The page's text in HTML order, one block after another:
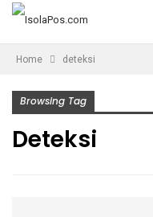
Home deteksi
Browsing Tag
Deteksi